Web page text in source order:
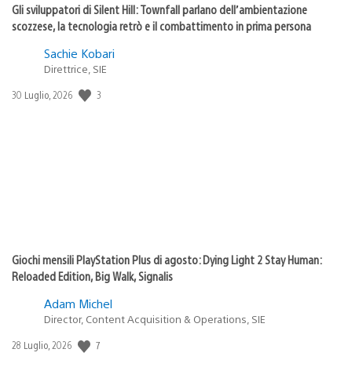
Gli sviluppatori di Silent Hill: Townfall parlano dell’ambientazione
scozzese, la tecnologia retrò e il combattimento in prima persona
Sachie Kobari
Direttrice, SIE
Data
30 Luglio, 2026 3
Giochi mensili PlayStation Plus di agosto: Dying Light 2 Stay Human:
Reloaded Edition, Big Walk, Signalis
Adam Michel
Director, Content Acquisition & Operations, SIE
Data
28 Luglio, 2026 7